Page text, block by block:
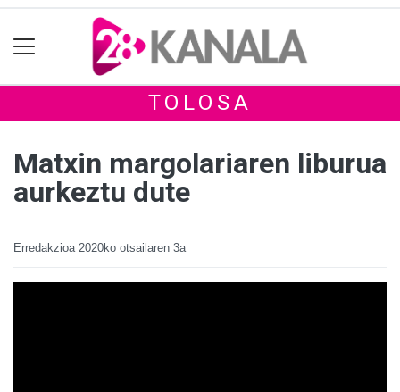
TOLOSA
Matxin margolariaren liburua
aurkeztu dute
Erredakzioa 2020ko otsailaren 3a